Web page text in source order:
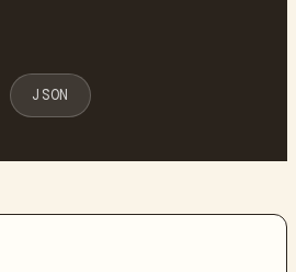
JSON